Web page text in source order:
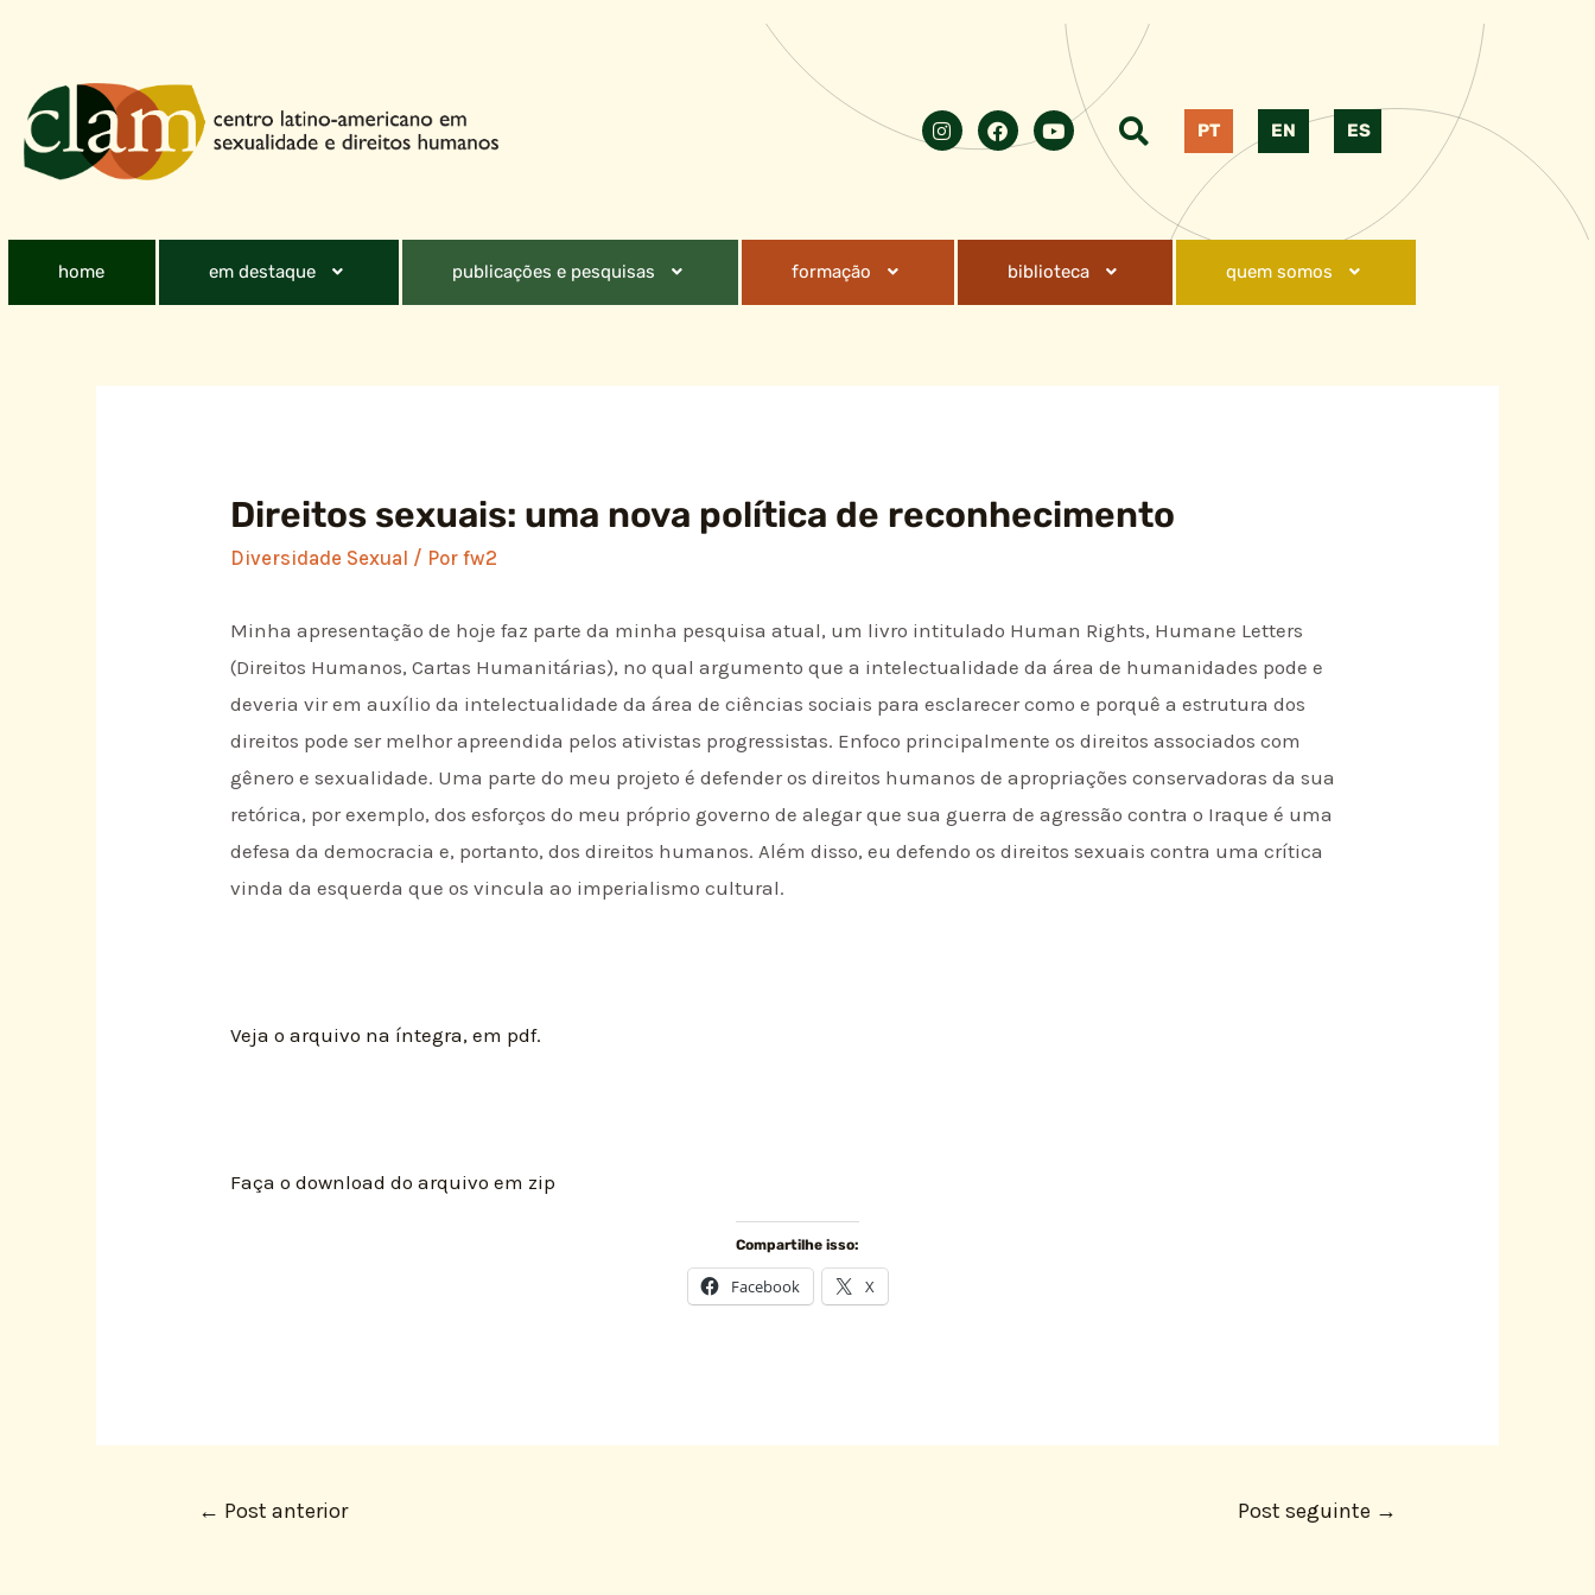
PT EN ES
home em destaque publicações e pesquisas formação biblioteca quem somos
Direitos sexuais: uma nova política de reconhecimento
Diversidade Sexual / Porfw2
Minha apresentação de hoje faz parte da minha pesquisa atual, um livro intitulado Human Rights, Humane Letters
(Direitos Humanos, Cartas Humanitárias), no qual argumento que a intelectualidade da área de humanidades pode e
deveria vir em auxílio da intelectualidade da área de ciências sociais para esclarecer como e porquê a estrutura dos
direitos pode ser melhor apreendida pelos ativistas progressistas. Enfoco principalmente os direitos associados com
gênero e sexualidade. Uma parte do meu projeto é defender os direitos humanos de apropriações conservadoras da sua
retórica, por exemplo, dos esforços do meu próprio governo de alegar que sua guerra de agressão contra o Iraque é uma
defesa da democracia e, portanto, dos direitos humanos. Além disso, eu defendo os direitos sexuais contra uma crítica
vinda da esquerda que os vincula ao imperialismo cultural.
Veja o arquivo na íntegra, em pdf.
Faça o download do arquivo em zip
Compartilhe isso:
Facebook X
← Post anterior Post seguinte →